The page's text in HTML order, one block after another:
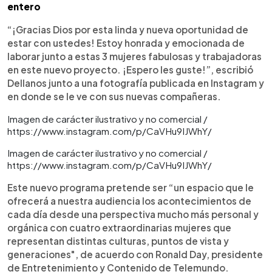
entero
“¡Gracias Dios por esta linda y nueva oportunidad de
estar con ustedes! Estoy honrada y emocionada de
laborar junto a estas 3 mujeres fabulosas y trabajadoras
en este nuevo proyecto. ¡Espero les guste!”, escribió
Dellanos junto a una fotografía publicada en Instagram y
en donde se le ve con sus nuevas compañeras.
Imagen de carácter ilustrativo y no comercial /
https://www.instagram.com/p/CaVHu9IJWhY/
Imagen de carácter ilustrativo y no comercial /
https://www.instagram.com/p/CaVHu9IJWhY/
Este nuevo programa pretende ser “un espacio que le
ofrecerá a nuestra audiencia los acontecimientos de
cada día desde una perspectiva mucho más personal y
orgánica con cuatro extraordinarias mujeres que
representan distintas culturas, puntos de vista y
generaciones", de acuerdo con Ronald Day, presidente
de Entretenimiento y Contenido de Telemundo.